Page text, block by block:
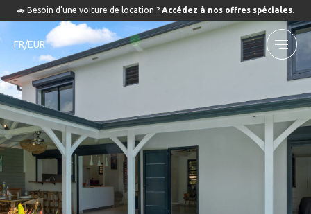
🚗 Besoin d’une voiture de location ? Accédez à nos offres spéciales.
FR/EUR